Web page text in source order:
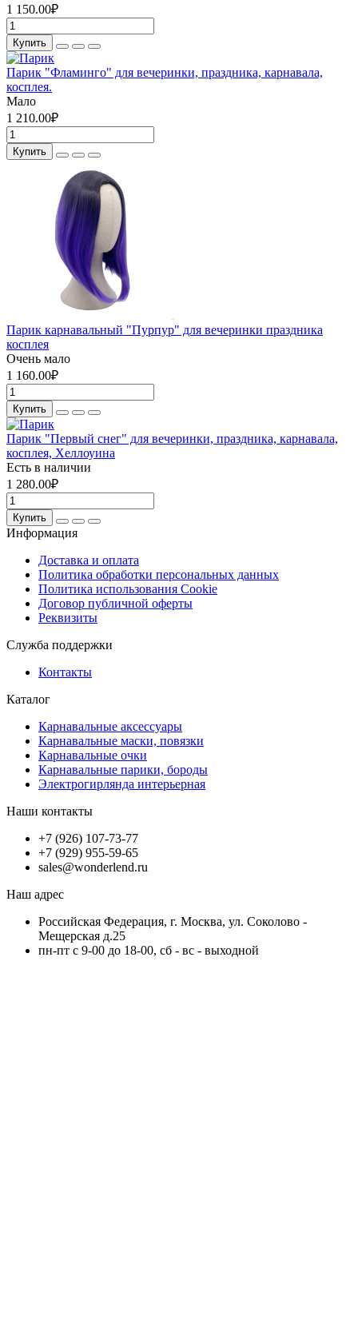
1 150.00₽
Купить
Парик "Фламинго" для вечеринки, праздника, карнавала,
косплея.
Мало
1 210.00₽
Купить
Парик карнавальный "Пурпур" для вечеринки праздника
косплея
Очень мало
1 160.00₽
Купить
Парик "Первый снег" для вечеринки, праздника, карнавала,
косплея, Хеллоуина
Есть в наличии
1 280.00₽
Купить
Информация
Доставка и оплата
Политика обработки персональных данных
Политика использования Cookie
Договор публичной оферты
Реквизиты
Служба поддержки
Контакты
Каталог
Карнавальные аксессуары
Карнавальные маски, повязки
Карнавальные очки
Карнавальные парики, бороды
Электрогирлянда интерьерная
Наши контакты
+7 (926) 107-73-77
+7 (929) 955-59-65
sales@wonderlend.ru
Наш адрес
Российская Федерация, г. Москва, ул. Соколово -
Мещерская д.25
пн-пт с 9-00 до 18-00, сб - вс - выходной